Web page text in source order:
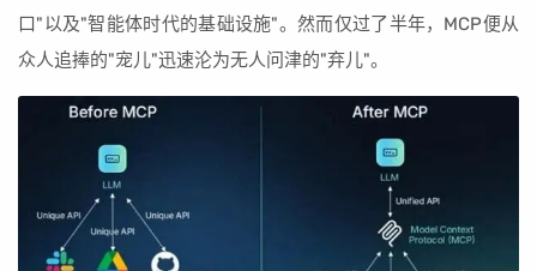
口"以及"智能体时代的基础设施"。然而仅过了半年，MCP便从
众人追捧的"宠儿"迅速沦为无人问津的"弃儿"。